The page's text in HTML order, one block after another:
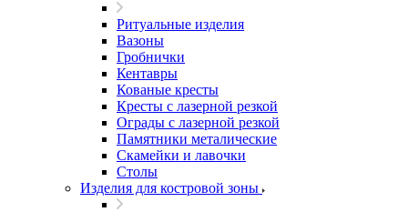
Ритуальные изделия
Вазоны
Гробнички
Кентавры
Кованые кресты
Кресты с лазерной резкой
Ограды с лазерной резкой
Памятники металические
Скамейки и лавочки
Столы
Изделия для костровой зоны